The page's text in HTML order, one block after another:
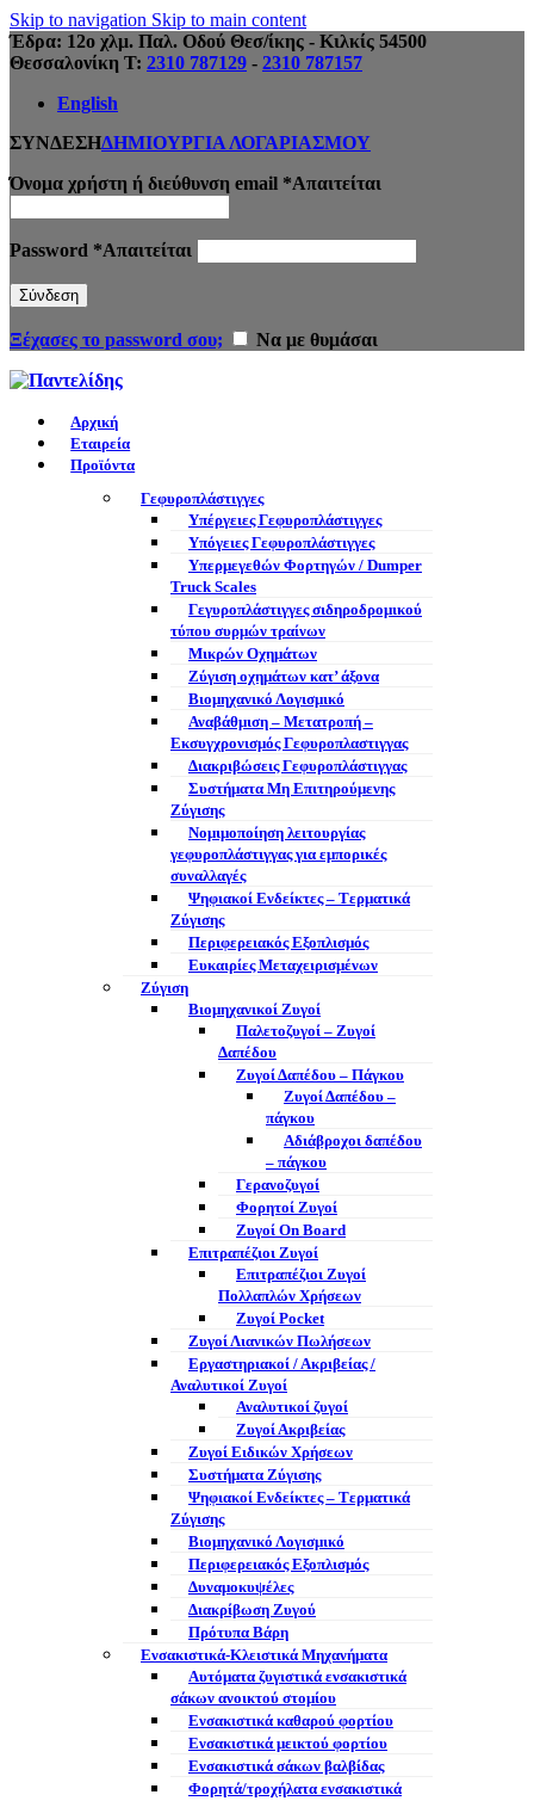
Skip to navigation Skip to main content
Έδρα: 12ο χλμ. Παλ. Οδού Θεσ/ίκης - Κιλκίς 54500
Θεσσαλονίκη Τ: 2310 787129 - 2310 787157
English
ΣΥΝΔΕΣΗΔΗΜΙΟΥΡΓΙΑ ΛΟΓΑΡΙΑΣΜΟΥ
Όνομα χρήστη ή διεύθυνση email *Απαιτείται
Password *Απαιτείται
Σύνδεση
Ξέχασες το password σου; Να με θυμάσαι
Αρχική
Εταιρεία
Προϊόντα
Γεφυροπλάστιγγες
Υπέργειες Γεφυροπλάστιγγες
Υπόγειες Γεφυροπλάστιγγες
Υπερμεγεθών Φορτηγών / Dumper
Truck Scales
Γεγυροπλάστιγγες σιδηροδρομικού
τύπου συρμών τραίνων
Μικρών Οχημάτων
Ζύγιση οχημάτων κατ’ άξονα
Βιομηχανικό Λογισμικό
Αναβάθμιση – Μετατροπή –
Εκσυγχρονισμός Γεφυροπλαστιγγας
Διακριβώσεις Γεφυροπλάστιγγας
Συστήματα Μη Επιτηρούμενης
Ζύγισης
Νομιμοποίηση λειτουργίας
γεφυροπλάστιγγας για εμπορικές
συναλλαγές
Ψηφιακοί Ενδείκτες – Tερματικά
Ζύγισης
Περιφερειακός Εξοπλισμός
Ευκαιρίες Μεταχειρισμένων
Ζύγιση
Βιομηχανικοί Ζυγοί
Παλετοζυγοί – Ζυγοί
Δαπέδου
Ζυγοί Δαπέδου – Πάγκου
Ζυγοί Δαπέδου –
πάγκου
Αδιάβροχοι δαπέδου
– πάγκου
Γερανοζυγοί
Φορητοί Ζυγοί
Ζυγοί On Board
Επιτραπέζιοι Ζυγοί
Επιτραπέζιοι Ζυγοί
Πολλαπλών Χρήσεων
Ζυγοί Pocket
Ζυγοί Λιανικών Πωλήσεων
Εργαστηριακοί / Ακριβείας /
Αναλυτικοί Ζυγοί
Αναλυτικοί ζυγοί
Ζυγοί Ακριβείας
Ζυγοί Ειδικών Χρήσεων
Συστήματα Ζύγισης
Ψηφιακοί Ενδείκτες – Tερματικά
Ζύγισης
Βιομηχανικό Λογισμικό
Περιφερειακός Εξοπλισμός
Δυναμοκυψέλες
Διακρίβωση Ζυγού
Πρότυπα Βάρη
Ενσακιστικά-Κλειστικά Μηχανήματα
Αυτόματα ζυγιστικά ενσακιστικά
σάκων ανοικτού στομίου
Ενσακιστικά καθαρού φορτίου
Ενσακιστικά μεικτού φορτίου
Eνσακιστικά σάκων βαλβίδας
Φορητά/τροχήλατα ενσακιστικά